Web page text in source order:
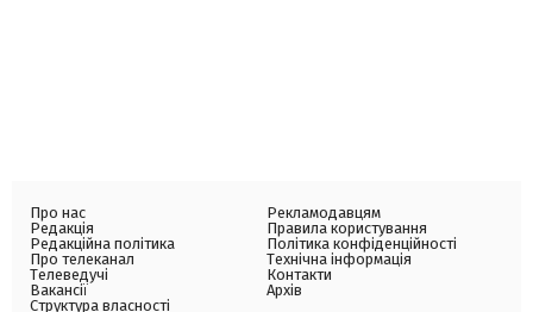
Про нас
Редакція
Редакційна політика
Про телеканал
Телеведучі
Вакансії
Структура власності
Рекламодавцям
Правила користування
Політика конфіденційності
Технічна інформація
Контакти
Архів